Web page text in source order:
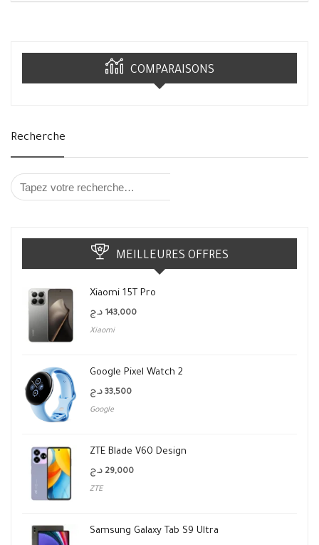
COMPARAISONS
Recherche
MEILLEURES OFFRES
Xiaomi 15T Pro
143,000 د.ج
Xiaomi
Google Pixel Watch 2
33,500 د.ج
Google
ZTE Blade V60 Design
29,000 د.ج
ZTE
Samsung Galaxy Tab S9 Ultra